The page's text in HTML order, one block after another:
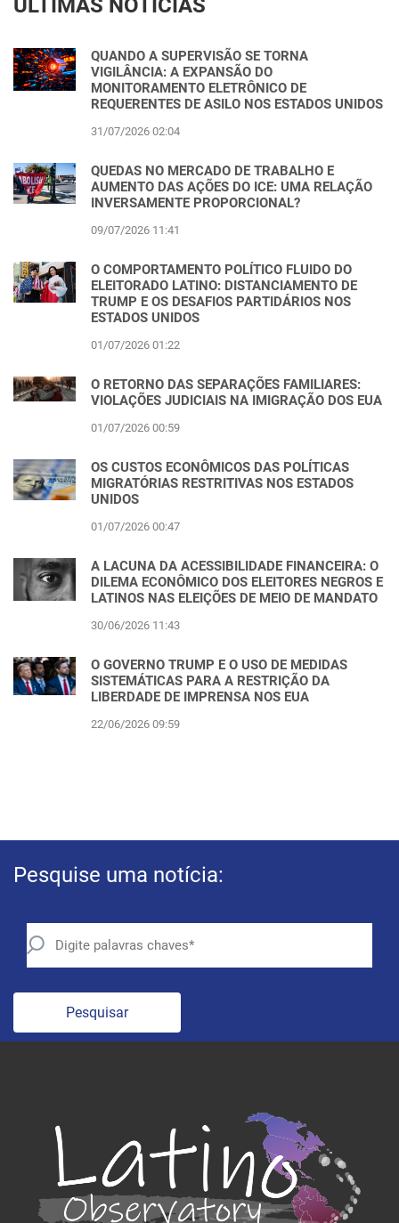
ÚLTIMAS NOTÍCIAS
QUANDO A SUPERVISÃO SE TORNA
VIGILÂNCIA: A EXPANSÃO DO
MONITORAMENTO ELETRÔNICO DE
REQUERENTES DE ASILO NOS ESTADOS UNIDOS
31/07/2026 02:04
QUEDAS NO MERCADO DE TRABALHO E
AUMENTO DAS AÇÕES DO ICE: UMA RELAÇÃO
INVERSAMENTE PROPORCIONAL?
09/07/2026 11:41
O COMPORTAMENTO POLÍTICO FLUIDO DO
ELEITORADO LATINO: DISTANCIAMENTO DE
TRUMP E OS DESAFIOS PARTIDÁRIOS NOS
ESTADOS UNIDOS
01/07/2026 01:22
O RETORNO DAS SEPARAÇÕES FAMILIARES:
VIOLAÇÕES JUDICIAIS NA IMIGRAÇÃO DOS EUA
01/07/2026 00:59
OS CUSTOS ECONÔMICOS DAS POLÍTICAS
MIGRATÓRIAS RESTRITIVAS NOS ESTADOS
UNIDOS
01/07/2026 00:47
A LACUNA DA ACESSIBILIDADE FINANCEIRA: O
DILEMA ECONÔMICO DOS ELEITORES NEGROS E
LATINOS NAS ELEIÇÕES DE MEIO DE MANDATO
30/06/2026 11:43
O GOVERNO TRUMP E O USO DE MEDIDAS
SISTEMÁTICAS PARA A RESTRIÇÃO DA
LIBERDADE DE IMPRENSA NOS EUA
22/06/2026 09:59
Pesquise uma notícia:
Pesquisar